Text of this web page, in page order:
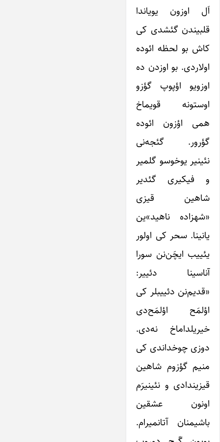
اَل اوزون یویاندا
قلبیندن گئشدی کی
کاش بو لحظه ائوده
اولاردی. بو اوزدن ده
اوزویو اؤپوپ گؤزو
اوستونه قویماخ
همی اؤزون ائوده
گؤرور. گئجه‌نی
نئینیر یوخوسو گلمیر
و فیکیری گئدیر
شاهین قیزی
«شهزاده ناهید»ین
یانینا. سحر کی اولور
یئییب ایچَن‌نن سورا
آناسینا دئییر:
«قدیم‌نن دئییبلر کی
اؤلمَح اؤلمَح‌دی
خیریلداماخ نه‌دی.
دوزی چوخداندی کی
منیم گؤزوم شاهین
قیزیندادی و نئینیرَم
اونون عشقین
باشیمنان آتانمیرام.